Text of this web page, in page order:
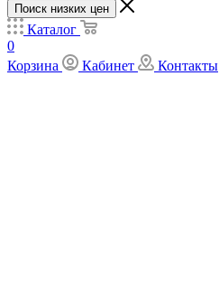
Поиск низких цен
Каталог
0
Корзина
Кабинет Контакты